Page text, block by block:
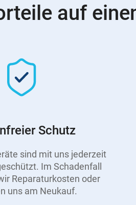
auf
Schutz
sind mit uns jederzeit
Im Schadenfall
Reparaturkosten oder
uns am Neukauf.